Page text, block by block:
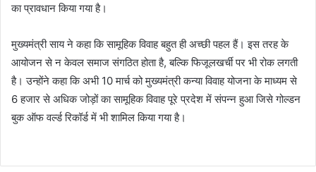
का प्रावधान किया गया है।
मुख्यमंत्री साय ने कहा कि सामूहिक विवाह बहुत ही अच्छी पहल हैं। इस तरह के
आयोजन से न केवल समाज संगठित होता है, बल्कि फिजूलखर्ची पर भी रोक लगती
है। उन्होंने कहा कि अभी 10 मार्च को मुख्यमंत्री कन्या विवाह योजना के माध्यम से
6 हजार से अधिक जोड़ों का सामूहिक विवाह पूरे प्रदेश में संपन्न हुआ जिसे गोल्डन
बुक ऑफ वर्ल्ड रिकॉर्ड में भी शामिल किया गया है।